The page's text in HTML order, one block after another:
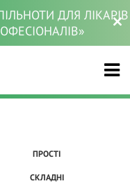
ДЛЯ ЛІКАРІВ
ПРОСТІ
СКЛАДНІ